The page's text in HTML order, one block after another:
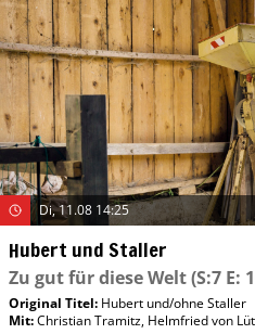
Di, 11.08 14:25
Hubert und Staller
Zu gut für diese Welt(S:7 E:
Original Titel: Hubert und/​ohne Staller
Mit:Christian Tramitz, Helmfried von